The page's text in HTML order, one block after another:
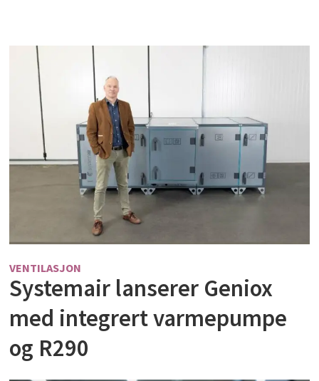
VENTILASJON
Systemair lanserer Geniox
med integrert varmepumpe
og R290